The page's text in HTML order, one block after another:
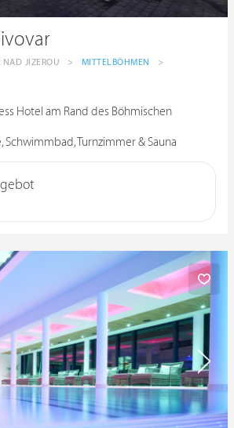
NAD JIZEROU > MITTELBÖHMEN
>
Hotel am Rand des Böhmischen
Schwimmbad, Turnzimmer & Sauna